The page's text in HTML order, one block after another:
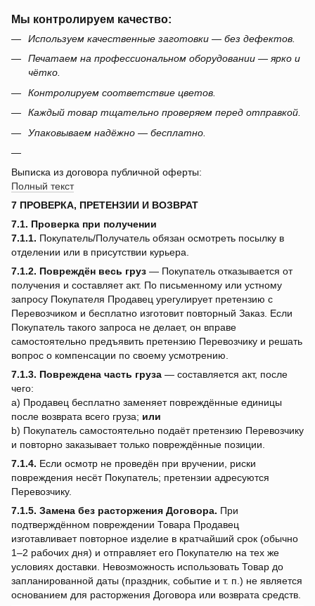
Мы контролируем качество:
Используем качественные заготовки — без дефектов.
Печатаем на профессиональном оборудовании — ярко и
чётко.
Контролируем соответствие цветов.
Каждый товар тщательно проверяем перед отправкой.
Упаковываем надёжно — бесплатно.
Выписка из договора публичной оферты:
Полный текст
7 ПРОВЕРКА, ПРЕТЕНЗИИ И ВОЗВРАТ
7.1. Проверка при получении
7.1.1. Покупатель/Получатель обязан осмотреть посылку в
отделении или в присутствии курьера.
7.1.2. Повреждён весь груз — Покупатель отказывается от
получения и составляет акт. По письменному или устному
запросу Покупателя Продавец урегулирует претензию с
Перевозчиком и бесплатно изготовит повторный Заказ. Если
Покупатель такого запроса не делает, он вправе
самостоятельно предъявить претензию Перевозчику и решать
вопрос о компенсации по своему усмотрению.
7.1.3. Повреждена часть груза — составляется акт, после
чего:
a) Продавец бесплатно заменяет повреждённые единицы
после возврата всего груза; или
b) Покупатель самостоятельно подаёт претензию Перевозчику
и повторно заказывает только повреждённые позиции.
7.1.4. Если осмотр не проведён при вручении, риски
повреждения несёт Покупатель; претензии адресуются
Перевозчику.
7.1.5. Замена без расторжения Договора. При
подтверждённом повреждении Товара Продавец
изготавливает повторное изделие в кратчайший срок (обычно
1–2 рабочих дня) и отправляет его Покупателю на тех же
условиях доставки. Невозможность использовать Товар до
запланированной даты (праздник, событие и т. п.) не является
основанием для расторжения Договора или возврата средств.